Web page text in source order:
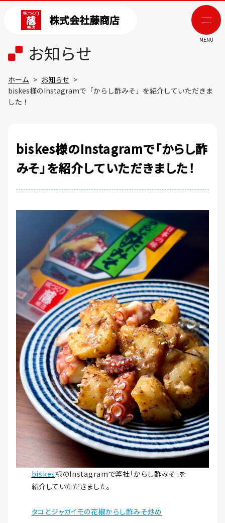
株式会社藤商店
MENU
お知らせ
ホーム
お知らせ
biskes様のInstagramで「からし酢みそ」を紹介していただきま
した！
biskes様のInstagramで「からし酢
みそ」を紹介していただきました！
biskes様のInstagramで弊社「からし酢みそ」を
紹介していただきました。
タコとジャガイモの花椒からし酢みそ炒め